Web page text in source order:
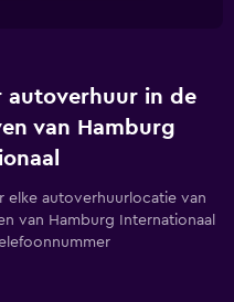
autoverhuur in de
van Hamburg
elke autoverhuurlocatie van
van Hamburg Internationaal